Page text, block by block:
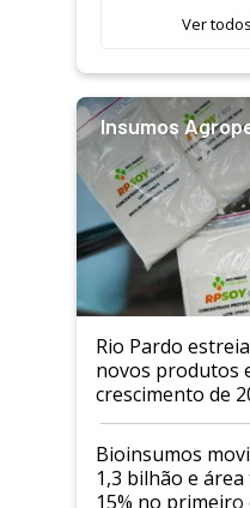
Ver
Insumos
Rio Pardo
novos produtos
crescimento de
Bioinsumos
1,3 bilhão e
15% no primeiro